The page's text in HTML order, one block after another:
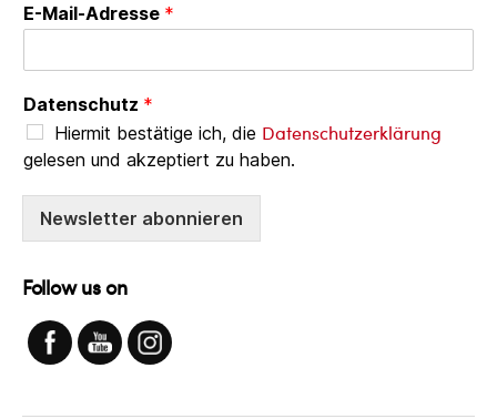
E-Mail-Adresse *
Datenschutz *
Hiermit bestätige ich, die Datenschutzerklärung
gelesen und akzeptiert zu haben.
Newsletter abonnieren
Follow us on